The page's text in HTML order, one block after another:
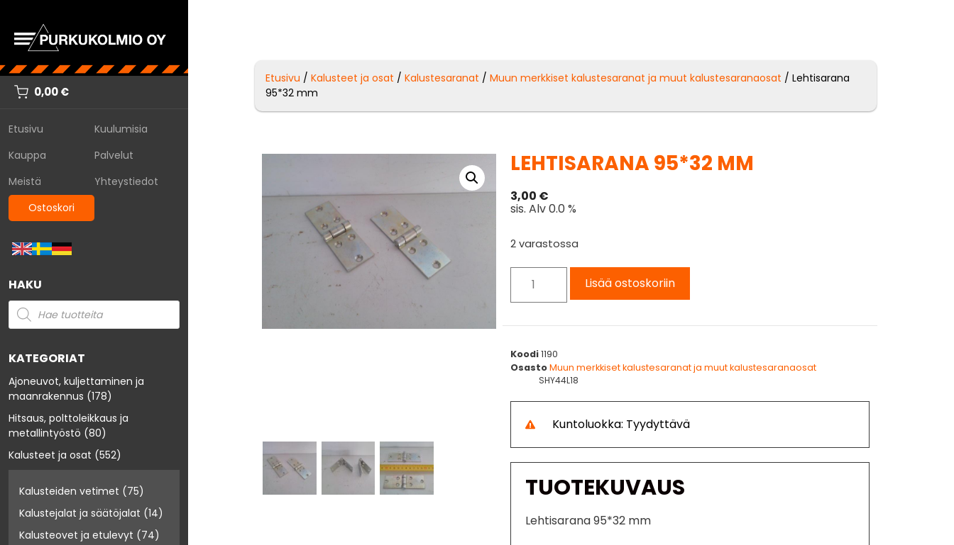
0,00€
Etusivu
Kuulumisia
Kauppa
Palvelut
Meistä
Yhteystiedot
Ostoskori
HAKU
KATEGORIAT
Ajoneuvot, kuljettaminen ja
maanrakennus (178)
Hitsaus, polttoleikkaus ja
metallintyöstö (80)
Kalusteet ja osat (552)
Kalusteiden vetimet (75)
Kalustejalat ja säätöjalat (14)
Kalusteovet ja etulevyt (74)
Etusivu /Kalusteet ja osat /Kalustesaranat /Muun merkkiset kalustesaranat ja muut kalustesaranaosat / Lehtisarana
95*32 mm
LEHTISARANA 95*32 MM
3,00 €
sis. Alv 0.0 %
2 varastossa
Lisää ostoskoriin
Koodi1190
Osasto Muun merkkiset kalustesaranat ja muut kalustesaranaosat
SHY44L18
Kuntoluokka: Tyydyttävä
TUOTEKUVAUS
Lehtisarana 95*32 mm